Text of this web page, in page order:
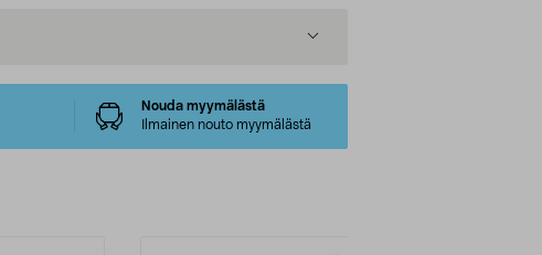
Nouda myymälästä
Ilmainen nouto myymälästä